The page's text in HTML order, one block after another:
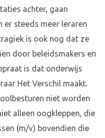
achter, gaan
er steeds meer leraren
is ook nog dat ze
door beleidsmakers en
is dat onderwijs
Het Verschil maakt.
niet worden
alleen oogkleppen, die
(m/v) bovendien die